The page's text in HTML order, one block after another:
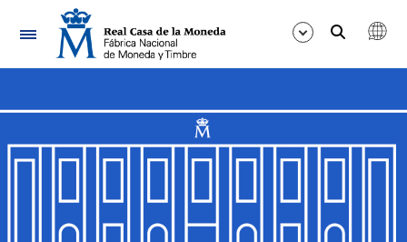
Navegació
Mostra/Amaga
Mostra/Amaga